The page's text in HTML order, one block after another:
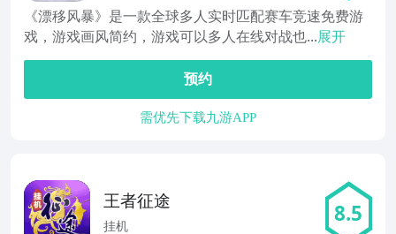
《漂移风暴》是一款全球多人实时匹配赛车竞速免费游
戏，游戏画风简约，游戏可以多人在线对战也...展开
预约
需优先下载九游APP
王者征途
挂机 8.5